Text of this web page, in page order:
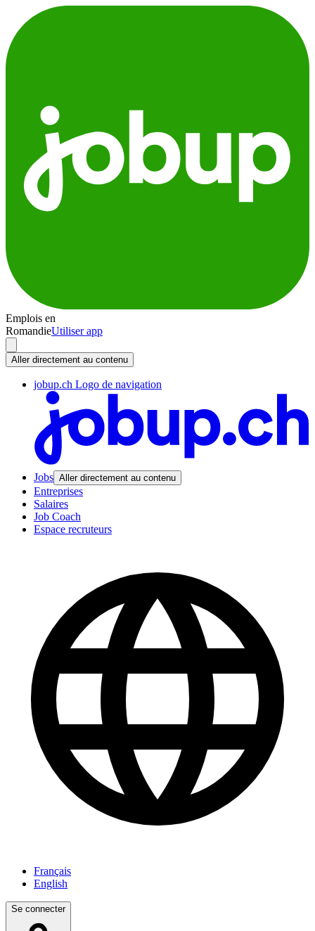
Emplois en
RomandieUtiliser app
Aller directement au contenu
jobup.ch Logo de navigation
Jobs Aller directement au contenu
Entreprises
Salaires
Job Coach
Espace recruteurs
Français
English
Se connecter